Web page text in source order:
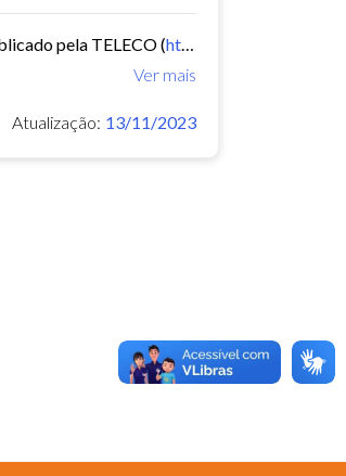
pela TELECO (https://www.teleco.com.br/
Ver mais
Atualização: 13/11/2023